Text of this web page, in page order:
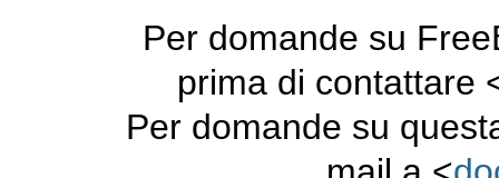
Per domande su
prima di contattare
Per domande su